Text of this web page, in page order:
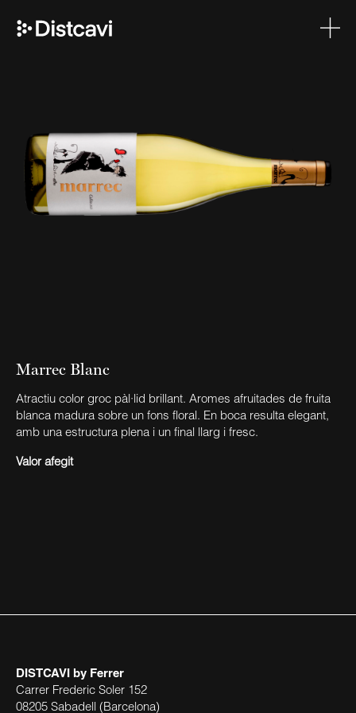
Marrec Blanc
Atractiu color groc pàl·lid brillant. Aromes afruitades de fruita
blanca madura sobre un fons floral. En boca resulta elegant,
amb una estructura plena i un final llarg i fresc.
Valor afegit
DISTCAVI by Ferrer
Carrer Frederic Soler 152
08205 Sabadell (Barcelona)